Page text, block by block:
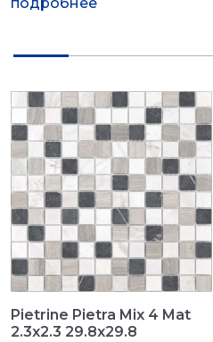
Pietrine Pietra Mix 4 Mat
2.3х2.3 29.8x29.8